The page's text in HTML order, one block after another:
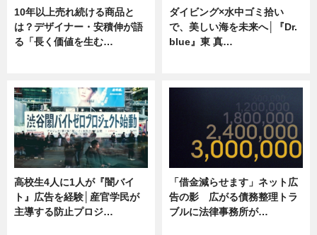
10年以上売れ続ける商品と
は？デザイナー・安積伸が語
る「長く価値を生む…
ダイビング×水中ゴミ拾い
で、美しい海を未来へ│『Dr.
blue』東 真…
高校生4人に1人が『闇バイ
ト』広告を経験│産官学民が
主導する防止プロジ…
「借金減らせます」ネット広
告の影 広がる債務整理トラ
ブルに法律事務所が…